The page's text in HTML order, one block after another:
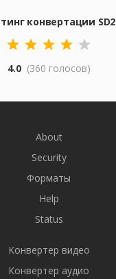
конвертации SD2
4.0 (360 голосов)
About
Security
Форматы
Help
Status
Конвертер видео
Конвертер аудио